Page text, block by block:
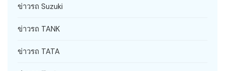
ข่าวรถ Suzuki
ข่าวรถ TANK
ข่าวรถ TATA